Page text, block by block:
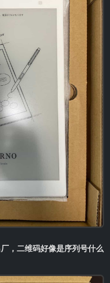
，二维码好像是序列号什么